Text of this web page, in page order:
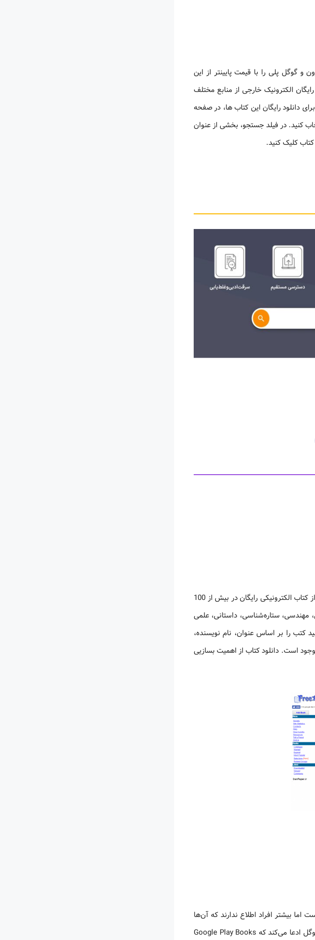
شامل خرید کتاب های آمازون و گوگل پلی را با قیمت پایینتر از این
الکترونیک خارجی از منابع مختلف
دانلود رایگان این کتاب ها، در صفحه
کنید. در فیلد جستجو، بخشی از عنوان
کلیک کنید.
سایت FreeBookSpot یکی از بهترین‌ سایت های دانلود رایگان کتاب خارجی است. این وبگاه، مجموعه عظیمی از کتاب الکترونیکی رایگان در بیش از 100
در موضوعات برنامه‌نویسی، مهندسی، ستاره‌شناسی، داستانی، علمی
کتب را بر اساس عنوان، نام نویسنده،
است. دانلود کتاب از اهمیت بسازیی
اما بیشتر افراد اطلاع ندارند که آن‌ها
همچنین می‌توانند کتاب الکترونیکی رایگان فراوانی در ژانرها و زبان‌های متنوع را از این فروشگاه دانلود کنند. گوگل ادعا می‌کند که Google Play Books